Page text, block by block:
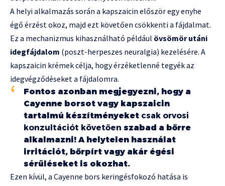
A helyi alkalmazás során a kapszaicin először egy enyhe
égő érzést okoz, majd ezt követően csökkenti a fájdalmat.
Ez a mechanizmus kihasználható például övsömör utáni
idegfájdalom (poszt-herpeszes neuralgia) kezelésére. A
kapszaicin krémek célja, hogy érzéketlenné tegyék az
idegvégződéseket a fájdalomra.
Fontos azonban megjegyezni, hogy a
Cayenne borsot vagy kapszaicin
tartalmú készítményeket csak orvosi
konzultációt követően szabad a bőrre
alkalmazni! A helytelen használat
irritációt, bőrpírt vagy akár égési
sérüléseket is okozhat.
Ezen kívül, a Cayenne bors keringésfokozó hatása is